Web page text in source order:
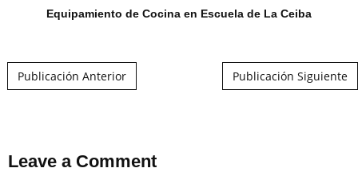
Equipamiento de Cocina en Escuela de La Ceiba
Publicación Anterior Publicación Siguiente
Leave a Comment